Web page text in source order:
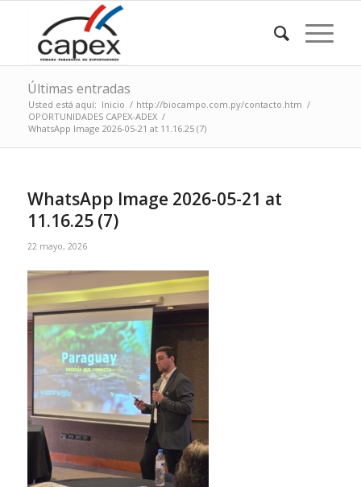
Últimas entradas
Usted está aquí: Inicio / http://biocampo.com.py/contacto.htm /
OPORTUNIDADES CAPEX-ADEX /
WhatsApp Image 2026-05-21 at 11.16.25 (7)
WhatsApp Image 2026-05-21 at
11.16.25 (7)
22 mayo, 2026